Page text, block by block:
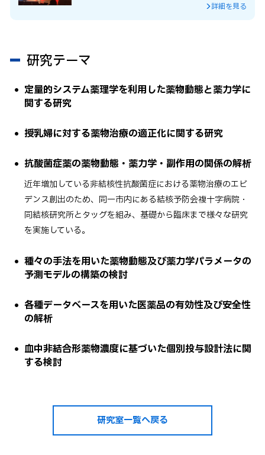
詳細を見る
研究テーマ
定量的システム薬理学を利用した薬物動態と薬力学に
関する研究
授乳婦に対する薬物治療の適正化に関する研究
抗酸菌症薬の薬物動態・薬力学・副作用の関係の解析
近年増加している非結核性抗酸菌症における薬物治療のエビ
デンス創出のため、同一市内にある結核予防会複十字病院・
同結核研究所とタッグを組み、基礎から臨床まで様々な研究
を実施している。
種々の手法を用いた薬物動態及び薬力学パラメータの
予測モデルの構築の検討
各種データベースを用いた医薬品の有効性及び安全性
の解析
血中非結合形薬物濃度に基づいた個別投与設計法に関
する検討
研究室一覧へ戻る